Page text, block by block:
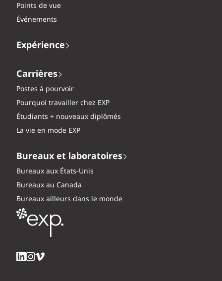
Points de vue
Événements
Expérience
Carrières
Postes à pourvoir
Pourquoi travailler chez EXP
Étudiants + nouveaux diplômés
La vie en mode EXP
Bureaux et laboratoires
Bureaux aux États-Unis
Bureaux au Canada
Bureaux ailleurs dans le monde